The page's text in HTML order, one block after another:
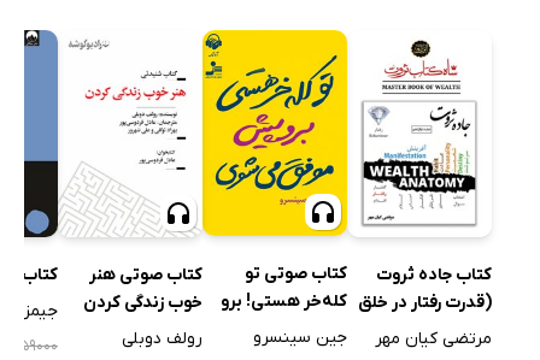
کتاب جاده ثروت
(قدرت رفتار در خلق
ثروت)
مرتضی کیان مهر
کتاب صوتی تو
کله‌خر هستی! برو
پیش، موفق
جین سینسرو
کتاب صوتی هنر
خوب زندگی کردن
رولف دوبلی
کتاب
جیمز
۵۹۰۰۰